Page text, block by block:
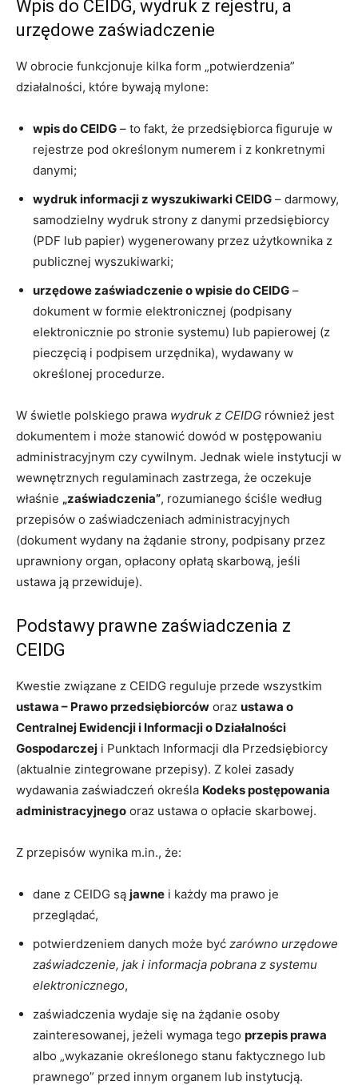
Wpis do CEIDG, wydruk z rejestru, a
urzędowe zaświadczenie
W obrocie funkcjonuje kilka form „potwierdzenia”
działalności, które bywają mylone:
wpis do CEIDG – to fakt, że przedsiębiorca figuruje w
rejestrze pod określonym numerem i z konkretnymi
danymi;
wydruk informacji z wyszukiwarki CEIDG – darmowy,
samodzielny wydruk strony z danymi przedsiębiorcy
(PDF lub papier) wygenerowany przez użytkownika z
publicznej wyszukiwarki;
urzędowe zaświadczenie o wpisie do CEIDG –
dokument w formie elektronicznej (podpisany
elektronicznie po stronie systemu) lub papierowej (z
pieczęcią i podpisem urzędnika), wydawany w
określonej procedurze.
W świetle polskiego prawa wydruk z CEIDG również jest
dokumentem i może stanowić dowód w postępowaniu
administracyjnym czy cywilnym. Jednak wiele instytucji w
wewnętrznych regulaminach zastrzega, że oczekuje
właśnie „zaświadczenia”, rozumianego ściśle według
przepisów o zaświadczeniach administracyjnych
(dokument wydany na żądanie strony, podpisany przez
uprawniony organ, opłacony opłatą skarbową, jeśli
ustawa ją przewiduje).
Podstawy prawne zaświadczenia z
CEIDG
Kwestie związane z CEIDG reguluje przede wszystkim
ustawa – Prawo przedsiębiorców oraz ustawa o
Centralnej Ewidencji i Informacji o Działalności
Gospodarczej i Punktach Informacji dla Przedsiębiorcy
(aktualnie zintegrowane przepisy). Z kolei zasady
wydawania zaświadczeń określa Kodeks postępowania
administracyjnego oraz ustawa o opłacie skarbowej.
Z przepisów wynika m.in., że:
dane z CEIDG są jawne i każdy ma prawo je
przeglądać,
potwierdzeniem danych może być zarówno urzędowe
zaświadczenie, jak i informacja pobrana z systemu
elektronicznego,
zaświadczenia wydaje się na żądanie osoby
zainteresowanej, jeżeli wymaga tego przepis prawa
albo „wykazanie określonego stanu faktycznego lub
prawnego” przed innym organem lub instytucją.